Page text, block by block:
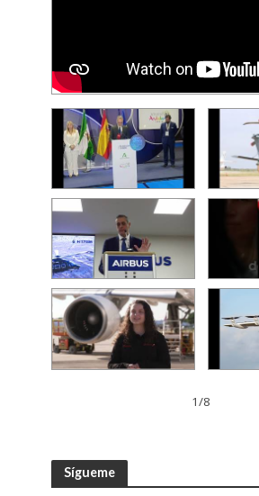
1/8
Sígueme